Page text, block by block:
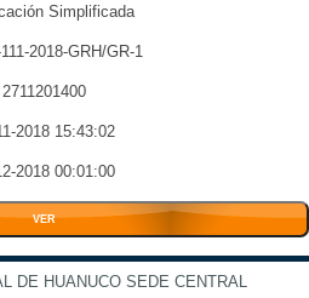
Simplificada
2018-GRH/GR-1
2711201400
2018 15:43:02
2018 00:01:00
VER
DE HUANUCO SEDE CENTRAL